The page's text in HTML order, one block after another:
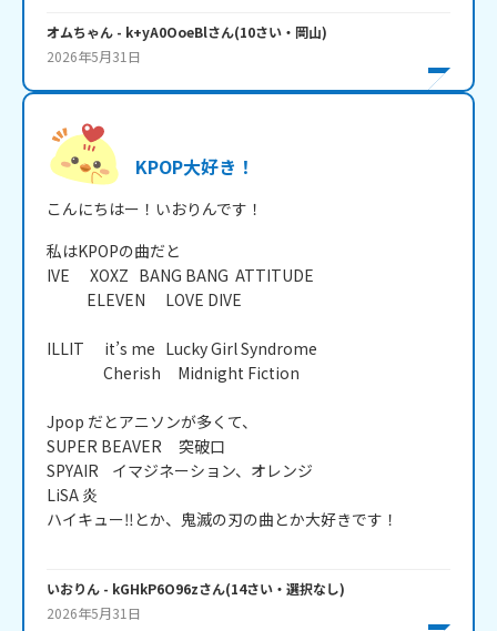
オムちゃん - k+yA0OoeBlさん(10さい・ 岡山)
2026年5月31日
KPOP大好き！
こんにちはー！いおりんです！
私はKPOPの曲だと
IVE      XOXZ   BANG BANG  ATTITUDE
ILLIT      it’s me   Lucky Girl Syndrome
Jpop だとアニソンが多くて、
SUPER BEAVER     突破口
SPYAIR    イマジネーション、オレンジ
LiSA 炎
ハイキュー‼︎とか、鬼滅の刃の曲とか大好きです！
いおりん - kGHkP6O96zさん(14さい・ 選択なし)
2026年5月31日